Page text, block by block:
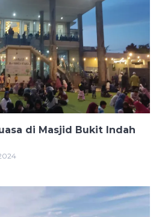
di Masjid Bukit Indah